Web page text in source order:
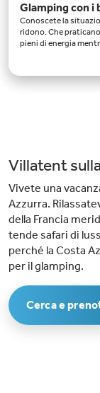
Glamping con i
Conoscete la
ridono. Che
pieni di energia
Villatent
Vivete una
Azzurra.
della Francia
tende safari di
perché la Costa
per il glamping.
Cerca e